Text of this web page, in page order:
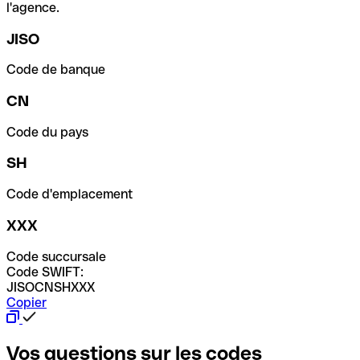
l'agence.
JISO
Code de banque
CN
Code du pays
SH
Code d'emplacement
XXX
Code succursale
Code SWIFT:
JISOCNSHXXX
Copier
Vos questions sur les codes